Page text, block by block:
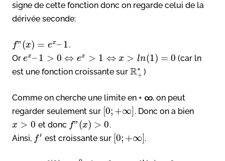
signe de cette fonction donc on regarde celui de la
dérivée seconde:
f”(x) = ex–1.
Or ex–1 > 0 ⇔ ex > 1 ⇔ x > ln(1) = 0 (car ln
est une fonction croissante sur R∗
+)
Comme on cherche une limite en + ∞, on peut
regarder seulement sur 0; +∞ . Donc on a bien
x > 0 et donc f”(x) > 0.
Ainsi, f′ est croissante sur 0; +∞ .